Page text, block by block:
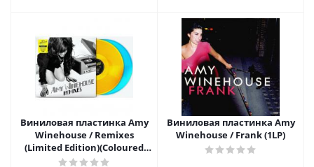
Виниловая пластинка Amy
Winehouse / Remixes
(Limited Edition)(Coloured
Vinyl)(2LP)
Виниловая пластинка Amy
Winehouse / Frank (1LP)